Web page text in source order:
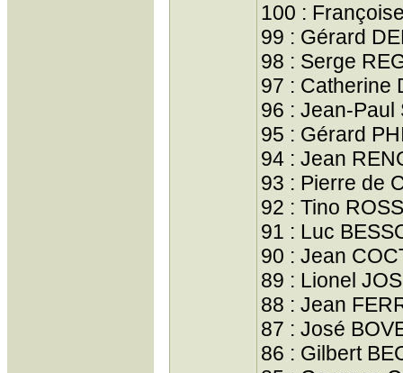
100 :
99 : Gérard
98 : Serge
97 : Catherine
96 : Jean-Paul
95 : Gérard
94 : Jean
93 : Pierre de
92 : Tino
91 : Luc
90 : Jean
89 : Lionel
88 : Jean
87 : José
86 : Gilbert